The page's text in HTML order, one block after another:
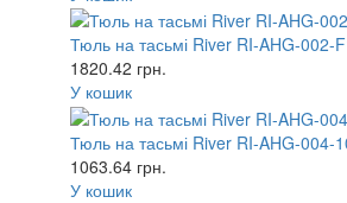
Тюль на тасьмі River RI-AHG-002-
1820.42 грн.
У кошик
Тюль на тасьмі River RI-AHG-004-
1063.64 грн.
У кошик